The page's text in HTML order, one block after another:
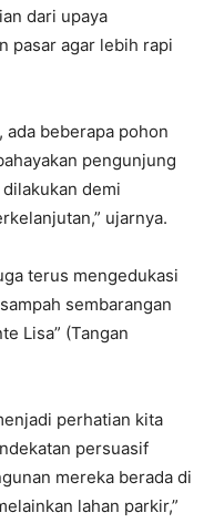
dari upaya
pasar agar lebih rapi
ada beberapa pohon
pengunjung
demi
ujarnya.
terus mengedukasi
sembarangan
Lisa” (Tangan
perhatian kita
persuasif
mereka berada di
lahan parkir,”